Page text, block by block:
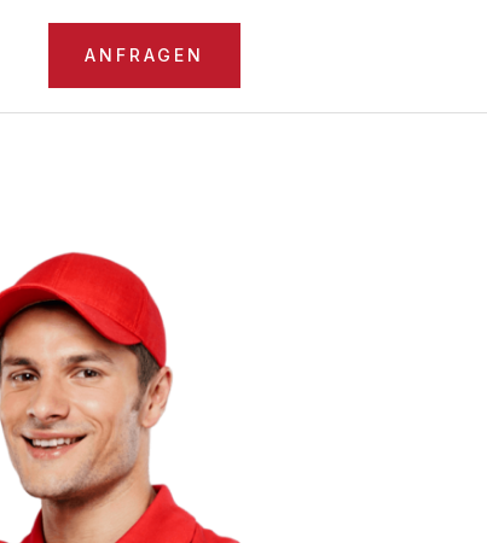
ANFRAGEN